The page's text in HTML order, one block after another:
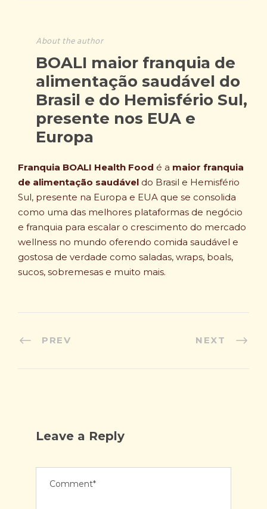
About the author
BOALI maior franquia de
alimentação saudável do
Brasil e do Hemisfério Sul,
presente nos EUA e
Europa
Franquia BOALI Health Food é a maior franquia
de alimentação saudável do Brasil e Hemisfério
Sul, presente na Europa e EUA que se consolida
como uma das melhores plataformas de negócio
e franquia para escalar o crescimento do mercado
wellness no mundo oferendo comida saudável e
gostosa de verdade como saladas, wraps, boals,
sucos, sobremesas e muito mais.
PREV NEXT
Leave a Reply